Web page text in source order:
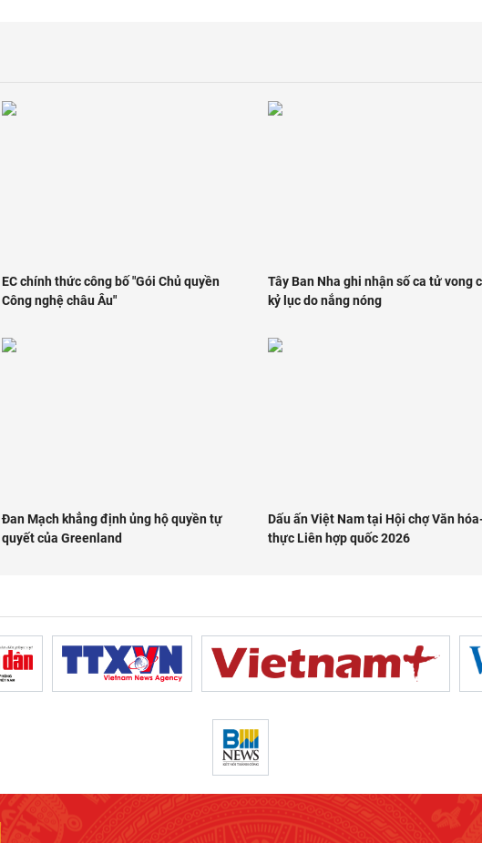
EC chính thức công bố "Gói Chủ quyền
Công nghệ châu Âu"
Tây Ban Nha ghi nhận số ca tử vong
kỷ lục do nắng nóng
Đan Mạch khẳng định ủng hộ quyền tự
quyết của Greenland
Dấu ấn Việt Nam tại Hội chợ Văn
thực Liên hợp quốc 2026